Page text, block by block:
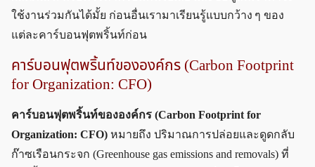
ใช้งานร่วมกันได้มั้ย ก่อนอื่นเรามาเรียนรู้แบบกว้าง ๆ ของ
แต่ละคาร์บอนฟุตพริ้นท์ก่อน
คาร์บอนฟุตพริ้นท์ขององค์กร (Carbon Footprint
for Organization: CFO)
คาร์บอนฟุตพริ้นท์ขององค์กร (Carbon Footprint for
Organization: CFO) หมายถึง ปริมาณการปล่อยและดูดกลับ
ก๊าซเรือนกระจก (Greenhouse gas emissions and removals) ที่